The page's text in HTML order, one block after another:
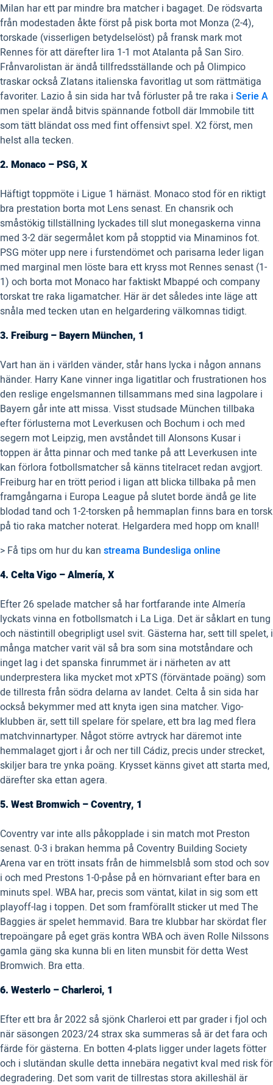
Milan har ett par mindre bra matcher i bagaget. De rödsvarta
från modestaden åkte först på pisk borta mot Monza (2-4),
torskade (visserligen betydelselöst) på fransk mark mot
Rennes för att därefter lira 1-1 mot Atalanta på San Siro.
Frånvarolistan är ändå tillfredsställande och på Olimpico
traskar också Zlatans italienska favoritlag ut som rättmätiga
favoriter. Lazio å sin sida har två förluster på tre raka i Serie A
men spelar ändå bitvis spännande fotboll där Immobile titt
som tätt bländat oss med fint offensivt spel. X2 först, men
helst alla tecken.
2. Monaco – PSG, X
Häftigt toppmöte i Ligue 1 härnäst. Monaco stod för en riktigt
bra prestation borta mot Lens senast. En chansrik och
småstökig tillställning lyckades till slut monegaskerna vinna
med 3-2 där segermålet kom på stopptid via Minaminos fot.
PSG möter upp nere i furstendömet och parisarna leder ligan
med marginal men löste bara ett kryss mot Rennes senast (1-
1) och borta mot Monaco har faktiskt Mbappé och company
torskat tre raka ligamatcher. Här är det således inte läge att
snåla med tecken utan en helgardering välkomnas tidigt.
3. Freiburg – Bayern München, 1
Vart han än i världen vänder, står hans lycka i någon annans
händer. Harry Kane vinner inga ligatitlar och frustrationen hos
den reslige engelsmannen tillsammans med sina lagpolare i
Bayern går inte att missa. Visst studsade München tillbaka
efter förlusterna mot Leverkusen och Bochum i och med
segern mot Leipzig, men avståndet till Alonsons Kusar i
toppen är åtta pinnar och med tanke på att Leverkusen inte
kan förlora fotbollsmatcher så känns titelracet redan avgjort.
Freiburg har en trött period i ligan att blicka tillbaka på men
framgångarna i Europa League på slutet borde ändå ge lite
blodad tand och 1-2-torsken på hemmaplan finns bara en torsk
på tio raka matcher noterat. Helgardera med hopp om knall!
> Få tips om hur du kan streama Bundesliga online
4. Celta Vigo – Almería, X
Efter 26 spelade matcher så har fortfarande inte Almería
lyckats vinna en fotbollsmatch i La Liga. Det är såklart en tung
och nästintill obegripligt usel svit. Gästerna har, sett till spelet, i
många matcher varit väl så bra som sina motståndare och
inget lag i det spanska finrummet är i närheten av att
underprestera lika mycket mot xPTS (förväntade poäng) som
de tillresta från södra delarna av landet. Celta å sin sida har
också bekymmer med att knyta igen sina matcher. Vigo-
klubben är, sett till spelare för spelare, ett bra lag med flera
matchvinnartyper. Något större avtryck har däremot inte
hemmalaget gjort i år och ner till Cádiz, precis under strecket,
skiljer bara tre ynka poäng. Krysset känns givet att starta med,
därefter ska ettan agera.
5. West Bromwich – Coventry, 1
Coventry var inte alls påkopplade i sin match mot Preston
senast. 0-3 i brakan hemma på Coventry Building Society
Arena var en trött insats från de himmelsblå som stod och sov
i och med Prestons 1-0-påse på en hörnvariant efter bara en
minuts spel. WBA har, precis som väntat, kilat in sig som ett
playoff-lag i toppen. Det som framförallt sticker ut med The
Baggies är spelet hemmavid. Bara tre klubbar har skördat fler
trepoängare på eget gräs kontra WBA och även Rolle Nilssons
gamla gäng ska kunna bli en liten munsbit för detta West
Bromwich. Bra etta.
6. Westerlo – Charleroi, 1
Efter ett bra år 2022 så sjönk Charleroi ett par grader i fjol och
när säsongen 2023/24 strax ska summeras så är det fara och
färde för gästerna. En botten 4-plats ligger under lagets fötter
och i slutändan skulle detta innebära negativt kval med risk för
degradering. Det som varit de tillrestas stora akilleshäl är